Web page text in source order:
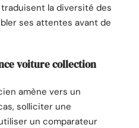
traduisent la diversité des
ses attentes avant de
voiture collection
amène vers un
solliciter une
un comparateur